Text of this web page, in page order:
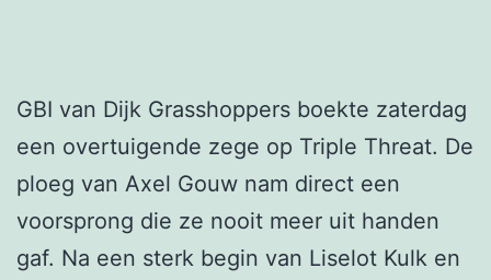
GBI van Dijk Grasshoppers boekte zaterdag
een overtuigende zege op Triple Threat. De
ploeg van Axel Gouw nam direct een
voorsprong die ze nooit meer uit handen
gaf. Na een sterk begin van Liselot Kulk en